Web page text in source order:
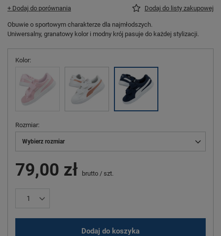
+ Dodaj do porównania Dodaj do listy zakupowej
Obuwie o sportowym charakterze dla najmłodszych.
Uniwersalny, granatowy kolor i modny krój pasuje do każdej stylizacji.
Kolor
Rozmiar
Wybierz rozmiar
79,00 zł brutto / szt.
Dodaj do koszyka